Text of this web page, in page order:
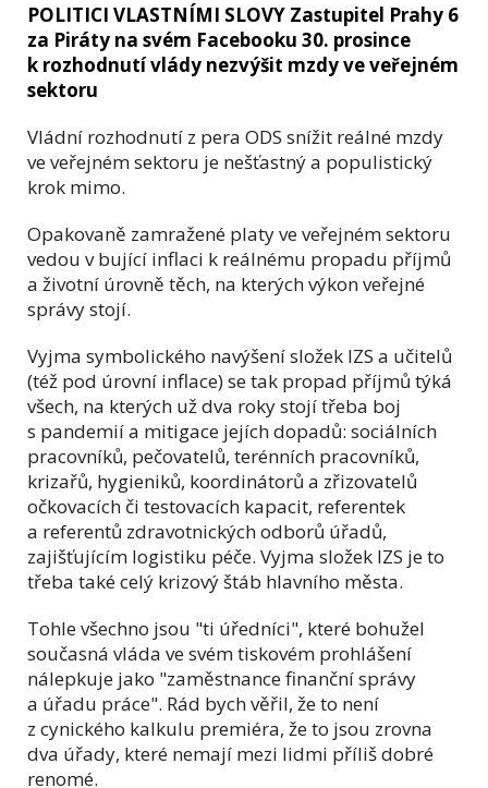
POLITICI VLASTNÍMI SLOVY Zastupitel Prahy 6
za Piráty na svém Facebooku 30. prosince
k rozhodnutí vlády nezvýšit mzdy ve veřejném
sektoru
Vládní rozhodnutí z pera ODS snížit reálné mzdy
ve veřejném sektoru je nešťastný a populistický
krok mimo.
Opakovaně zamražené platy ve veřejném sektoru
vedou v bující inflaci k reálnému propadu příjmů
a životní úrovně těch, na kterých výkon veřejné
správy stojí.
Vyjma symbolického navýšení složek IZS a učitelů
(též pod úrovní inflace) se tak propad příjmů týká
všech, na kterých už dva roky stojí třeba boj
s pandemií a mitigace jejích dopadů: sociálních
pracovníků, pečovatelů, terénních pracovníků,
krizařů, hygieniků, koordinátorů a zřizovatelů
očkovacích či testovacích kapacit, referentek
a referentů zdravotnických odborů úřadů,
zajišťujícím logistiku péče. Vyjma složek IZS je to
třeba také celý krizový štáb hlavního města.
Tohle všechno jsou "ti úředníci", které bohužel
současná vláda ve svém tiskovém prohlášení
nálepkuje jako "zaměstnance finanční správy
a úřadu práce". Rád bych věřil, že to není
z cynického kalkulu premiéra, že to jsou zrovna
dva úřady, které nemají mezi lidmi příliš dobré
renomé.